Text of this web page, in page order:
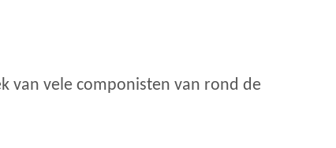
van vele componisten van rond de